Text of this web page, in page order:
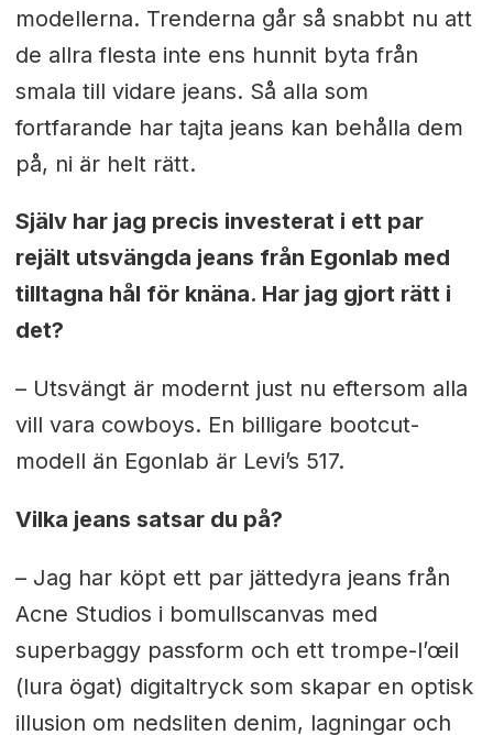
modellerna. Trenderna går så snabbt nu att
de allra flesta inte ens hunnit byta från
smala till vidare jeans. Så alla som
fortfarande har tajta jeans kan behålla dem
på, ni är helt rätt.
Själv har jag precis investerat i ett par
rejält utsvängda jeans från Egonlab med
tilltagna hål för knäna. Har jag gjort rätt i
det?
– Utsvängt är modernt just nu eftersom alla
vill vara cowboys. En billigare bootcut-
modell än Egonlab är Levi’s 517.
Vilka jeans satsar du på?
– Jag har köpt ett par jättedyra jeans från
Acne Studios i bomullscanvas med
superbaggy passform och ett trompe-l’œil
(lura ögat) digitaltryck som skapar en optisk
illusion om nedsliten denim, lagningar och